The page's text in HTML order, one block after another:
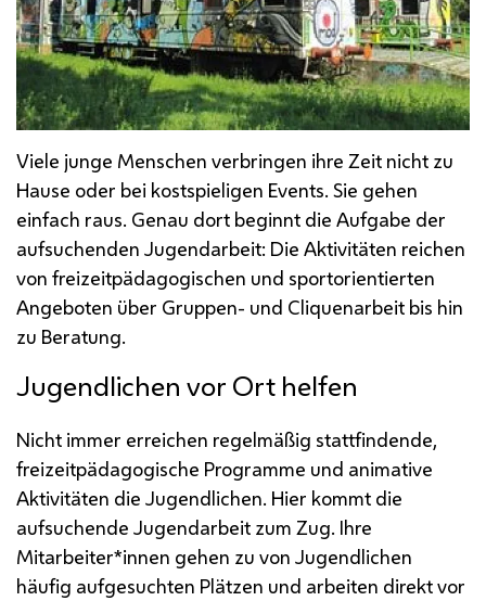
Viele junge Menschen verbringen ihre Zeit nicht zu
Hause oder bei kostspieligen Events. Sie gehen
einfach raus. Genau dort beginnt die Aufgabe der
aufsuchenden Jugendarbeit: Die Aktivitäten reichen
von freizeitpädagogischen und sportorientierten
Angeboten über Gruppen- und Cliquenarbeit bis hin
zu Beratung.
Jugendlichen vor Ort helfen
Nicht immer erreichen regelmäßig stattfindende,
freizeitpädagogische Programme und animative
Aktivitäten die Jugendlichen. Hier kommt die
aufsuchende Jugendarbeit zum Zug. Ihre
Mitarbeiter*innen gehen zu von Jugendlichen
häufig aufgesuchten Plätzen und arbeiten direkt vor